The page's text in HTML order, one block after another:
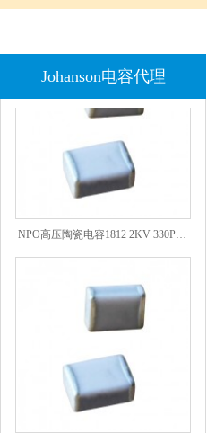
Johanson电容代理
1808 Y2 1NF安规贴片电容Johanson品牌